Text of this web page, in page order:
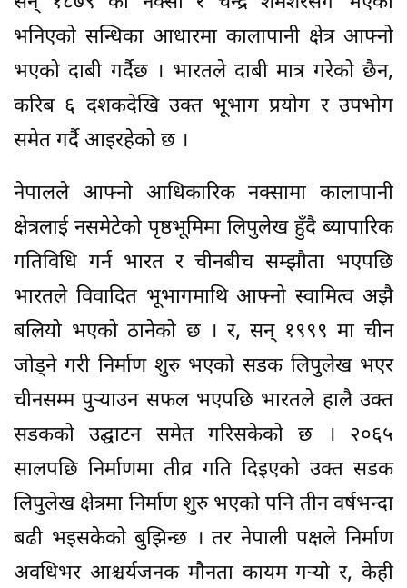
भनिएको सन्धिका आधारमा कालापानी क्षेत्र आफ्नो
भएको दाबी गर्दैछ । भारतले दाबी मात्र गरेको छैन,
करिब ६ दशकदेखि उक्त भूभाग प्रयोग र उपभोग
समेत गर्दै आइरहेको छ ।
नेपालले आफ्नो आधिकारिक नक्सामा कालापानी
क्षेत्रलाई नसमेटेको पृष्ठभूमिमा लिपुलेख हुँदै ब्यापारिक
गतिविधि गर्न भारत र चीनबीच सम्झौता भएपछि
भारतले विवादित भूभागमाथि आफ्नो स्वामित्व अझै
बलियो भएको ठानेको छ । र, सन् १९९९ मा चीन
जोड्ने गरी निर्माण शुरु भएको सडक लिपुलेख भएर
चीनसम्म पुऱ्याउन सफल भएपछि भारतले हालै उक्त
सडकको उद्घाटन समेत गरिसकेको छ । २०६५
सालपछि निर्माणमा तीव्र गति दिइएको उक्त सडक
लिपुलेख क्षेत्रमा निर्माण शुरु भएको पनि तीन वर्षभन्दा
बढी भइसकेको बुझिन्छ । तर नेपाली पक्षले निर्माण
अवधिभर आश्चर्यजनक मौनता कायम गऱ्यो र, केही